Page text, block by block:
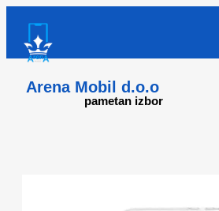
Arena Mobil d.o.o
pametan izbor